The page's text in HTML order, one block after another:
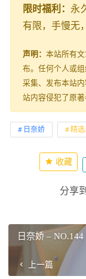
限时福利： 永
有限，手慢无
声明： 本站所有
布。任何个人或
采集、发布本站
站内容侵犯了原
日奈娇 精选
收藏
分享
日奈娇 –
上一篇